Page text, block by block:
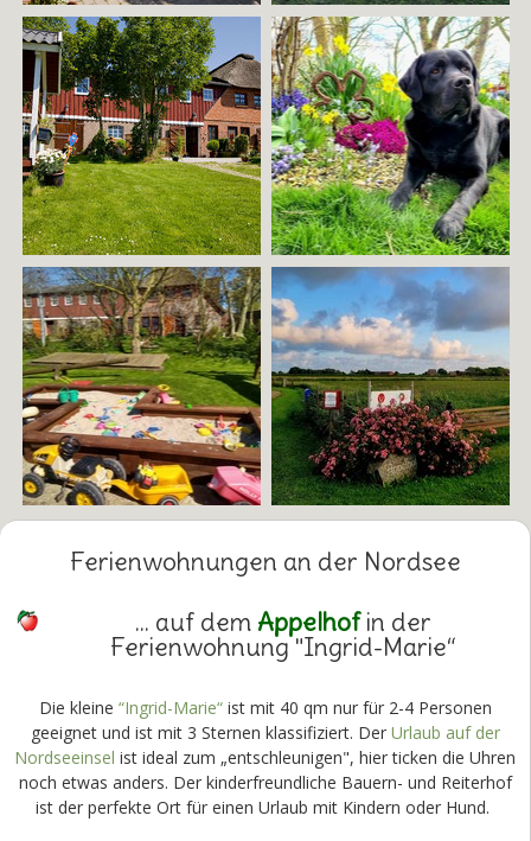
Ferienwohnungen an der Nordsee
... auf dem Appelhofin der
Ferienwohnung "Ingrid-Marie“
Die kleine “Ingrid-Marie“ist mit 40 qm nur für 2-4 Personen
geeignet und ist mit 3 Sternen klassifiziert. Der Urlaub auf der
Nordseeinsel ist ideal zum „entschleunigen", hier ticken die Uhren
noch etwas anders. Der kinderfreundliche Bauern- und Reiterhof
ist der perfekte Ort für einen Urlaub mit Kindern oder Hund.